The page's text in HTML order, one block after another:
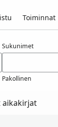
Toiminnat
Sukunimet
Pakollinen
aikakirjat